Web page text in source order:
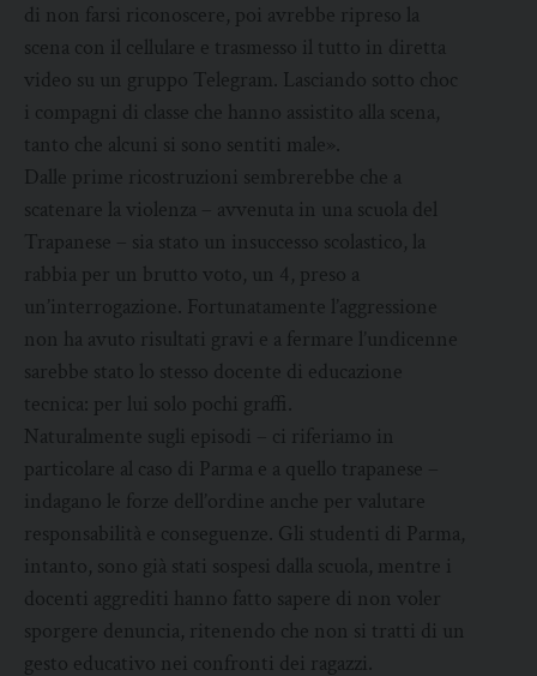
di non farsi riconoscere, poi avrebbe ripreso la
scena con il cellulare e trasmesso il tutto in diretta
video su un gruppo Telegram. Lasciando sotto choc
i compagni di classe che hanno assistito alla scena,
tanto che alcuni si sono sentiti male».
Dalle prime ricostruzioni sembrerebbe che a
scatenare la violenza – avvenuta in una scuola del
Trapanese – sia stato un insuccesso scolastico, la
rabbia per un brutto voto, un 4, preso a
un’interrogazione. Fortunatamente l’aggressione
non ha avuto risultati gravi e a fermare l’undicenne
sarebbe stato lo stesso docente di educazione
tecnica: per lui solo pochi graffi.
Naturalmente sugli episodi – ci riferiamo in
particolare al caso di Parma e a quello trapanese –
indagano le forze dell’ordine anche per valutare
responsabilità e conseguenze. Gli studenti di Parma,
intanto, sono già stati sospesi dalla scuola, mentre i
docenti aggrediti hanno fatto sapere di non voler
sporgere denuncia, ritenendo che non si tratti di un
gesto educativo nei confronti dei ragazzi.